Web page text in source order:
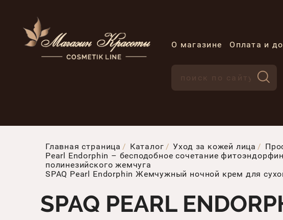
О магазине Оплата и
Главная страница Каталог Уход за кожей лица
Pearl Endorphin – бесподобное сочетание
полинезийского жемчуга
SPAQ Pearl Endorphin Жемчужный ночной крем для
SPAQ PEARL